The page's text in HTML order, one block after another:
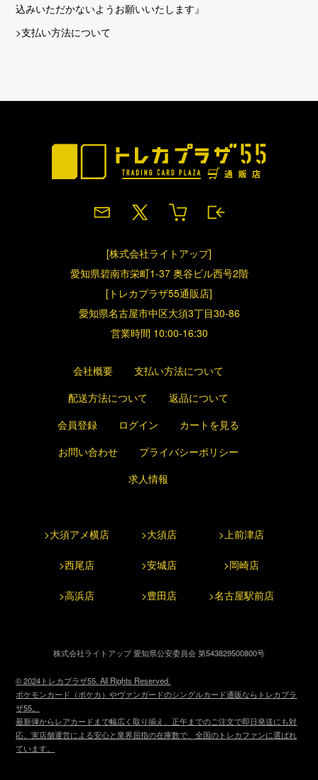
込みいただかないようお願いいたします』
>支払い方法について
[株式会社ライトアップ]
愛知県碧南市栄町1-37 奥谷ビル西号2階
[トレカプラザ55通販店]
愛知県名古屋市中区大須3丁目30-86
営業時間 10:00-16:30
会社概要
支払い方法について
配送方法について
返品について
会員登録
ログイン
カートを見る
お問い合わせ
プライバシーポリシー
求人情報
>大須アメ横店 >大須店 >上前津店
>西尾店 >安城店 >岡崎店
>高浜店 >豊田店 >名古屋駅前店
株式会社ライトアップ 愛知県公安委員会 第543829500800号
© 2024トレカプラザ55. All Rights Reserved.
ポケモンカード（ポケカ）やヴァンガードのシングルカード通販ならトレカプラ
ザ55。
最新弾からレアカードまで幅広く取り揃え、正午までのご注文で即日発送にも対
応。実店舗運営による安心と業界屈指の在庫数で、全国のトレカファンに選ばれ
ています。